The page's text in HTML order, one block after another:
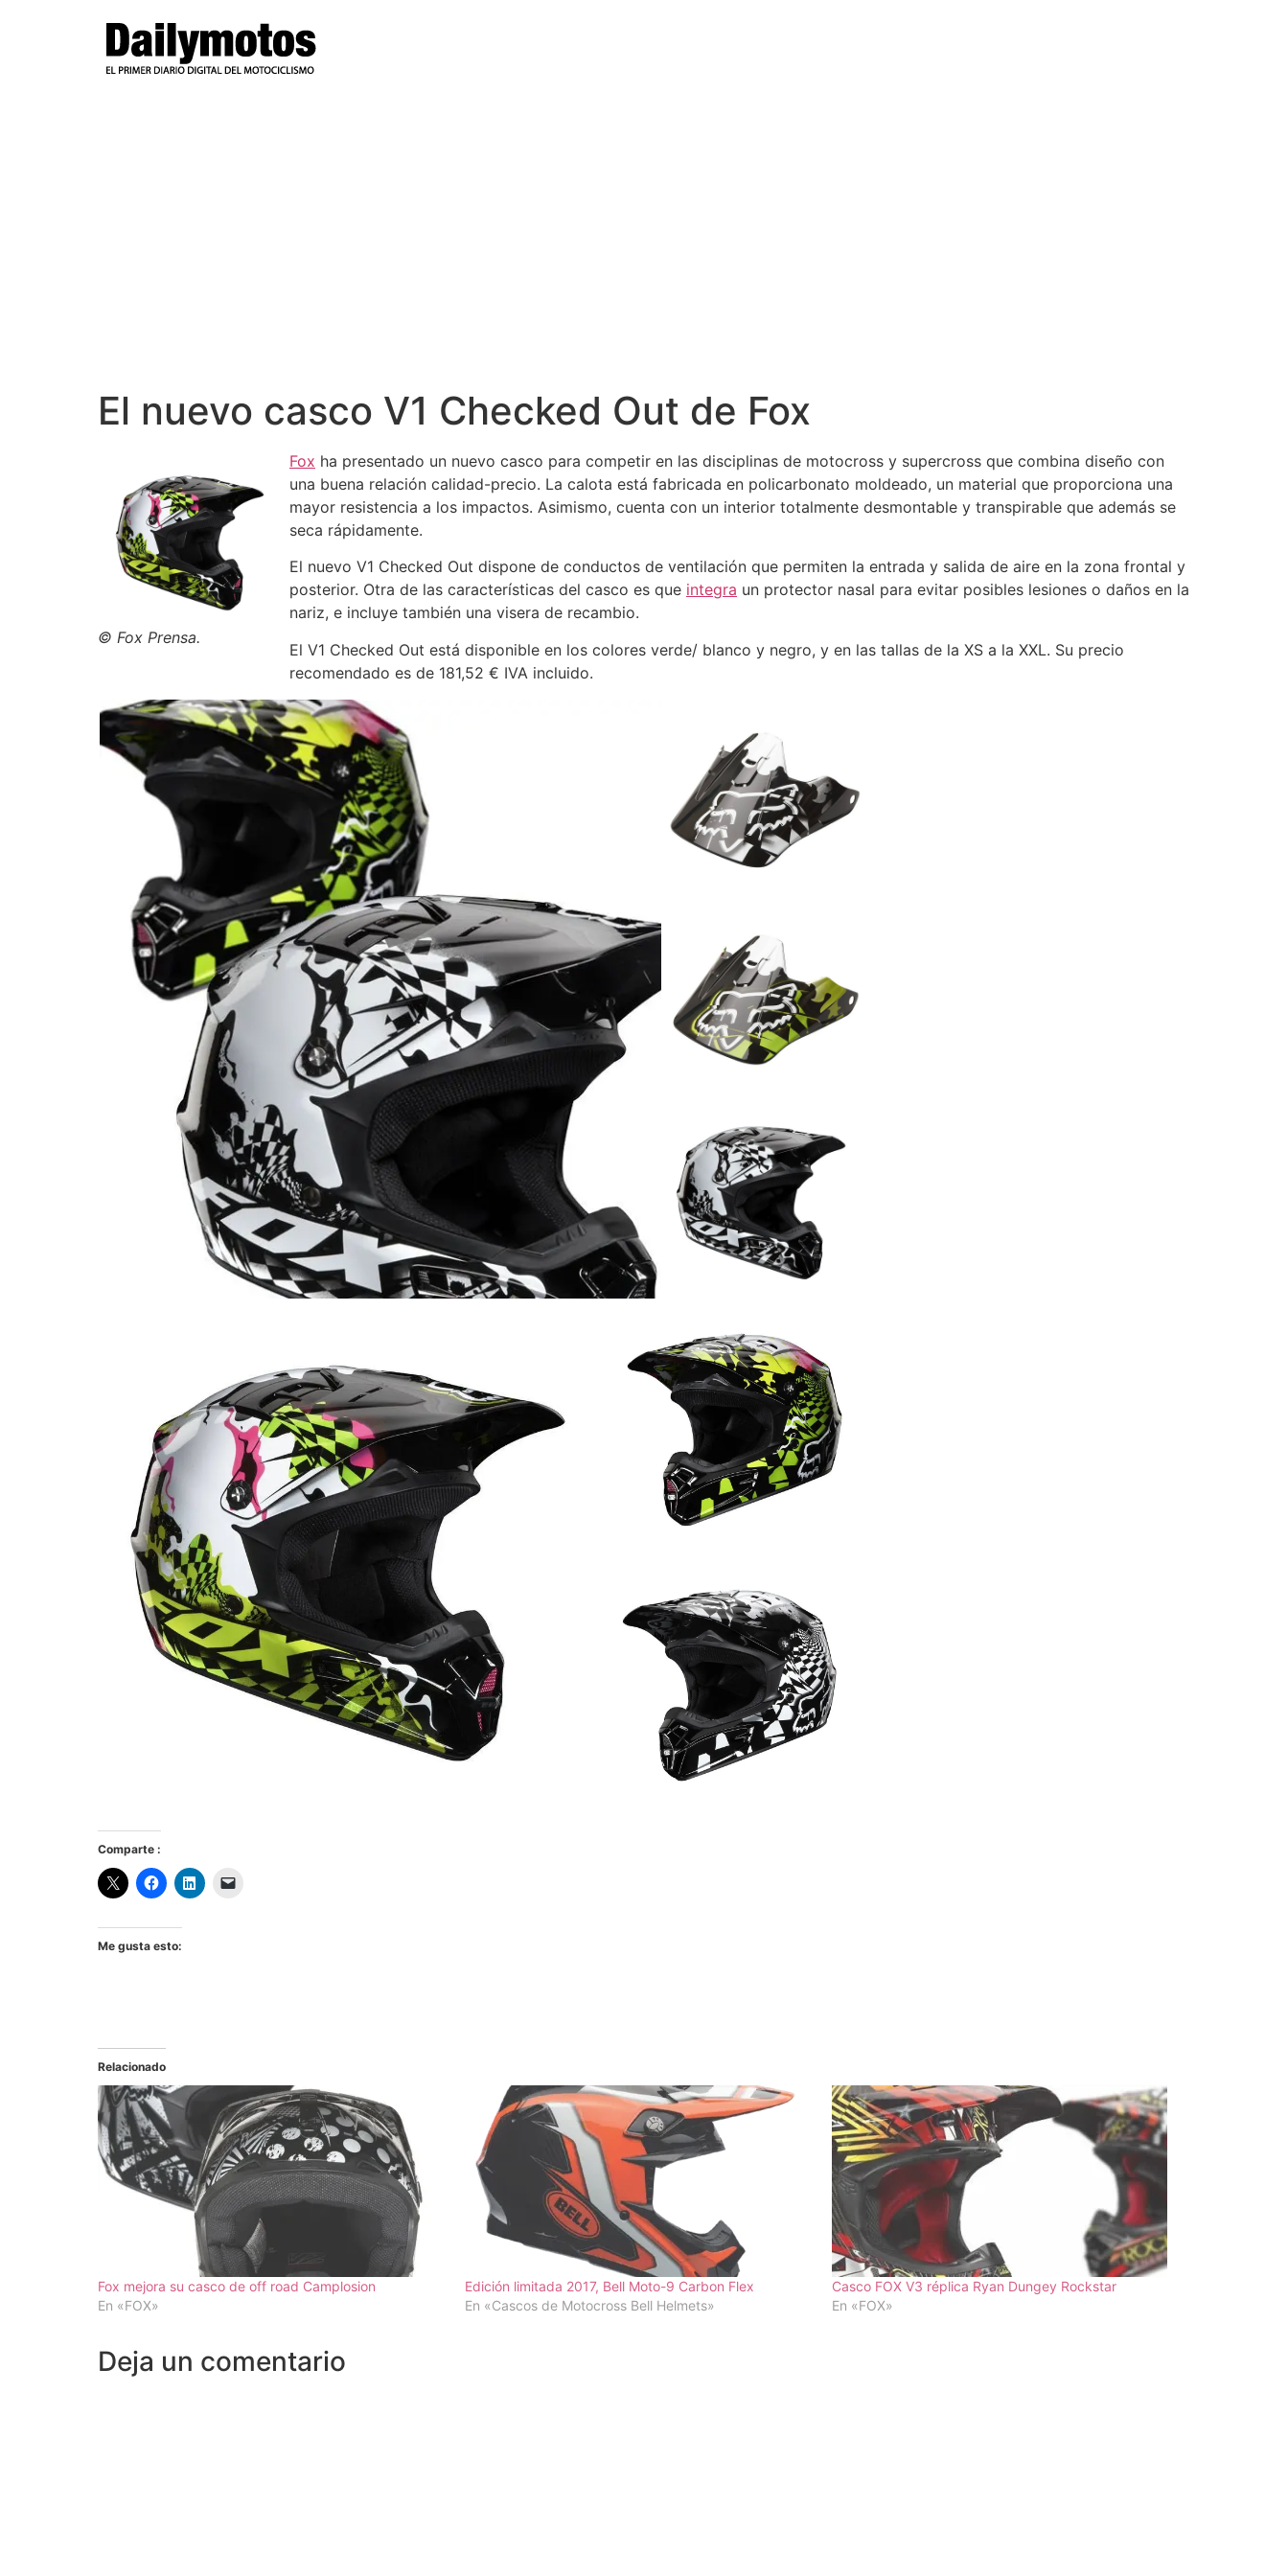
El nuevo casco V1 Checked Out de Fox
© Fox Prensa.
Fox ha presentado un nuevo casco para competir en las disciplinas de motocross y supercross que combina diseño con
una buena relación calidad-precio. La calota está fabricada en policarbonato moldeado, un material que proporciona una
mayor resistencia a los impactos. Asimismo, cuenta con un interior totalmente desmontable y transpirable que además se
seca rápidamente.
El nuevo V1 Checked Out dispone de conductos de ventilación que permiten la entrada y salida de aire en la zona frontal y
posterior. Otra de las características del casco es que integra un protector nasal para evitar posibles lesiones o daños en la
nariz, e incluye también una visera de recambio.
El V1 Checked Out está disponible en los colores verde/ blanco y negro, y en las tallas de la XS a la XXL. Su precio
recomendado es de 181,52 € IVA incluido.
Comparte :
Me gusta esto:
Relacionado
Fox mejora su casco de off road Camplosion
En «FOX»
Edición limitada 2017, Bell Moto-9 Carbon Flex
En «Cascos de Motocross Bell Helmets»
Casco FOX V3 réplica Ryan Dungey Rockstar
En «FOX»
Deja un comentario